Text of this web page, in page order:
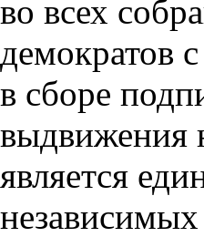
во всех
демократов
в сборе
выдвижения
является